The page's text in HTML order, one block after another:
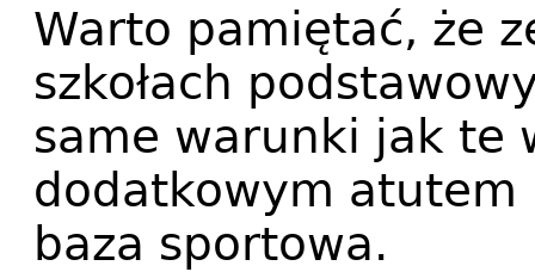
Warto pamiętać, że
szkołach
same warunki jak te
dodatkowym atutem
baza sportowa.